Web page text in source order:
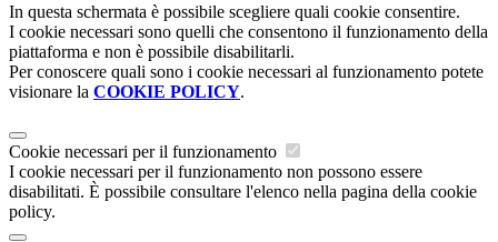
In questa schermata è possibile scegliere quali cookie consentire.
I cookie necessari sono quelli che consentono il funzionamento della
piattaforma e non è possibile disabilitarli.
Per conoscere quali sono i cookie necessari al funzionamento potete
visionare la COOKIE POLICY.
Cookie necessari per il funzionamento
I cookie necessari per il funzionamento non possono essere
disabilitati. È possibile consultare l'elenco nella pagina della cookie
policy.